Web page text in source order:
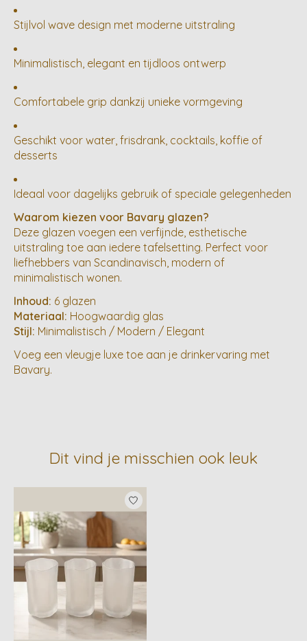
Stijlvol wave design met moderne uitstraling
Minimalistisch, elegant en tijdloos ontwerp
Comfortabele grip dankzij unieke vormgeving
Geschikt voor water, frisdrank, cocktails, koffie of
desserts
Ideaal voor dagelijks gebruik of speciale gelegenheden
Waarom kiezen voor Bavary glazen?
Deze glazen voegen een verfijnde, esthetische
uitstraling toe aan iedere tafelsetting. Perfect voor
liefhebbers van Scandinavisch, modern of
minimalistisch wonen.
Inhoud: 6 glazen
Materiaal: Hoogwaardig glas
Stijl: Minimalistisch / Modern / Elegant
Voeg een vleugje luxe toe aan je drinkervaring met
Bavary.
Dit vind je misschien ook leuk
Items van productcarrousel